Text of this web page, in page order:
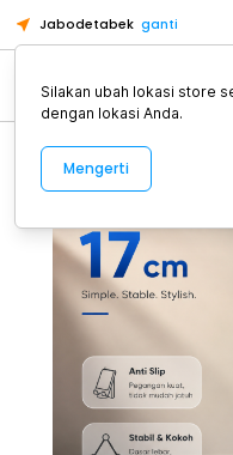
Jabodetabek ganti
Alat Kopi
Silakan ubah lokasi store
dengan lokasi Anda.
Mengerti